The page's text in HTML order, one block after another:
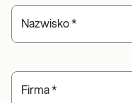
Nazwisko*
Firma*